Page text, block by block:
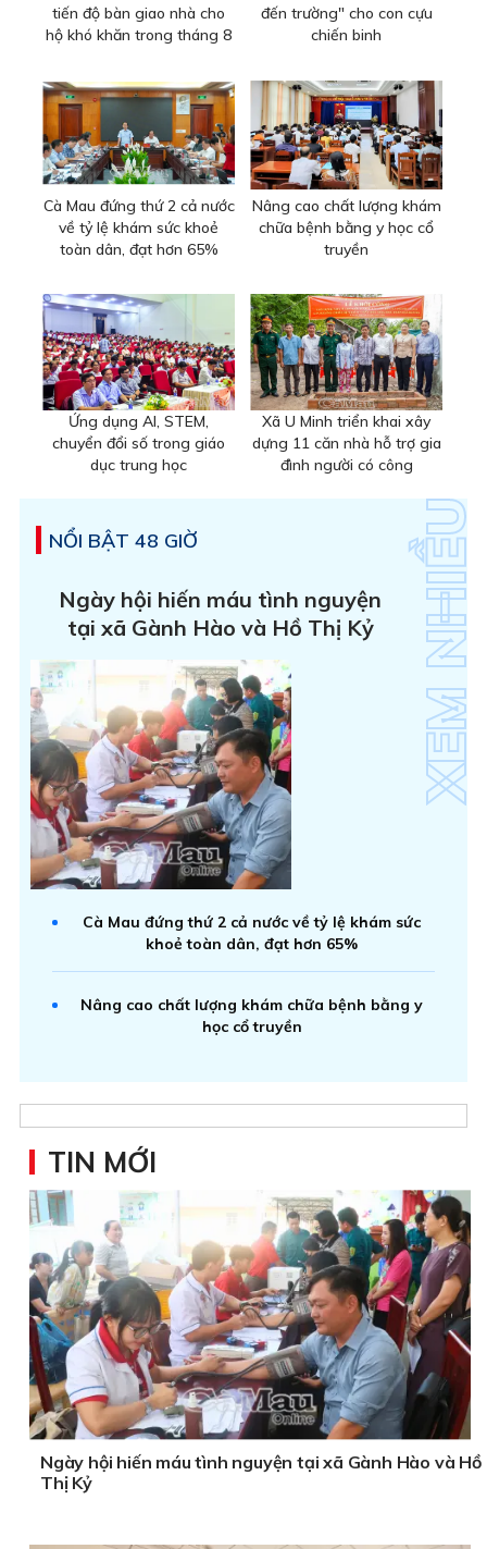
tiến độ bàn giao nhà cho
hộ khó khăn trong tháng 8
đến trường" cho con cựu
chiến binh
Cà Mau đứng thứ 2 cả nước
về tỷ lệ khám sức khoẻ
toàn dân, đạt hơn 65%
Nâng cao chất lượng khám
chữa bệnh bằng y học cổ
truyền
Ứng dụng AI, STEM,
chuyển đổi số trong giáo
dục trung học
Xã U Minh triển khai xây
dựng 11 căn nhà hỗ trợ gia
đình người có công
NỔI BẬT 48 GIỜ
Ngày hội hiến máu tình nguyện
tại xã Gành Hào và Hồ Thị Kỷ
Cà Mau đứng thứ 2 cả nước về tỷ lệ khám sức
khoẻ toàn dân, đạt hơn 65%
Nâng cao chất lượng khám chữa bệnh bằng y
học cổ truyền
TIN MỚI
Ngày hội hiến máu tình nguyện tại xã Gành Hào và Hồ
Thị Kỷ